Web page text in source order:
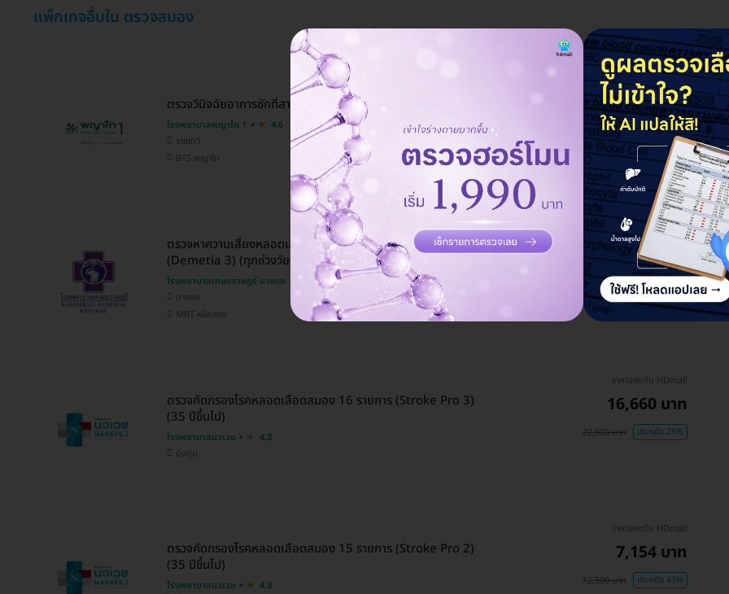
แพ็กเกจอื่นใน ตรวจสมอง
ตรวจวินิจฉัยอาการชักที่สาเหตุ 3 รายการ (ทุกช่วงวัย)
โรงพยาบาลพญาไท 1
4.6
ราชเทวี
BTS พญาไท
ราคาจองกับ HDmall
19,600 บาท
25,380 บาท ประหยัด 23%
ตรวจหาความเสี่ยงหลอดเลือดสมองและภาวะสมองเสื่อม 23 รายการ
(Demetia 3) (ทุกช่วงวัย)
โรงพยาบาลเกษมราษฎร์ บางแค
4.8
บางแค
MRT หลักสอง
ราคาจองกับ HDmall
29,302 บาท
29,900 บาท ประหยัด 2%
ตรวจคัดกรองโรคหลอดเลือดสมอง 16 รายการ (Stroke Pro 3)
(35 ปีขึ้นไป)
โรงพยาบาลนวเวช
4.3
บึงกุ่ม
ราคาจองกับ HDmall
16,660 บาท
22,500 บาท ประหยัด 26%
ตรวจคัดกรองโรคหลอดเลือดสมอง 15 รายการ (Stroke Pro 2)
(35 ปีขึ้นไป)
โรงพยาบาลนวเวช
4.3
ราคาจองกับ HDmall
7,154 บาท
12,500 บาท ประหยัด 43%